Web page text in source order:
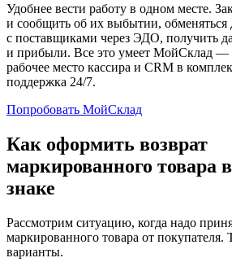
Удобнее вести работу в одном месте.
и сообщить об их выбытии, обменяться
с поставщиками через ЭДО, получить
и прибыли. Все это умеет МойСклад —
рабочее место кассира и CRM в
поддержка 24/7.
Попробовать МойСклад
Как оформить возврат
маркированного товара
знаке
Рассмотрим ситуацию, когда надо
маркированного товара от покупателя.
варианты.